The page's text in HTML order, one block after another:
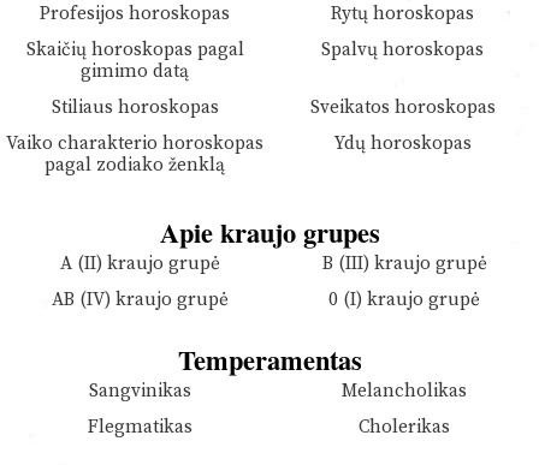
Profesijos horoskopas
Rytų horoskopas
Skaičių horoskopas pagal
gimimo datą
Spalvų horoskopas
Stiliaus horoskopas
Sveikatos horoskopas
Vaiko charakterio horoskopas
pagal zodiako ženklą
Ydų horoskopas
Apie kraujo grupes
A (II) kraujo grupė
B (III) kraujo grupė
AB (IV) kraujo grupė
0 (I) kraujo grupė
Temperamentas
Sangvinikas
Melancholikas
Flegmatikas
Cholerikas